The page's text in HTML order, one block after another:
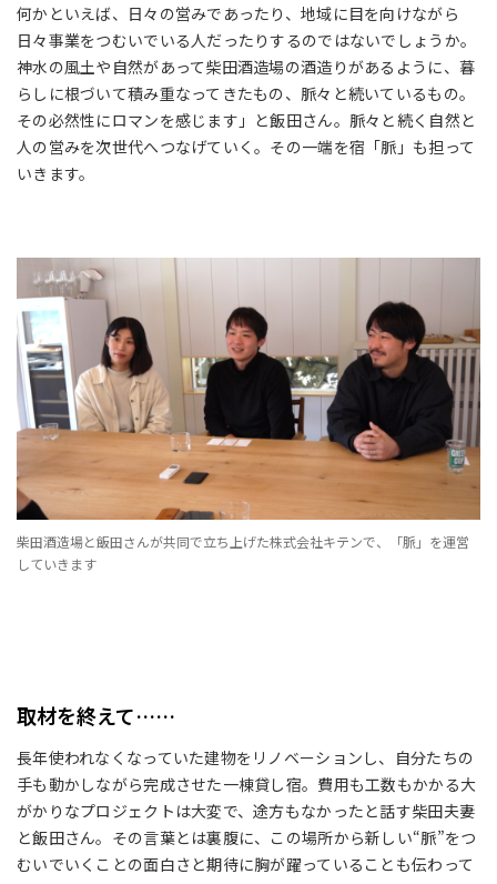
何かといえば、日々の営みであったり、地域に目を向けながら
日々事業をつむいでいる人だったりするのではないでしょうか。
神水の風土や自然があって柴田酒造場の酒造りがあるように、暮
らしに根づいて積み重なってきたもの、脈々と続いているもの。
その必然性にロマンを感じます」と飯田さん。脈々と続く自然と
人の営みを次世代へつなげていく。その一端を宿「脈」も担って
いきます。
柴田酒造場と飯田さんが共同で立ち上げた株式会社キテンで、「脈」を運営
していきます
取材を終えて……
長年使われなくなっていた建物をリノベーションし、自分たちの
手も動かしながら完成させた一棟貸し宿。費用も工数もかかる大
がかりなプロジェクトは大変で、途方もなかったと話す柴田夫妻
と飯田さん。その言葉とは裏腹に、この場所から新しい“脈”をつ
むいでいくことの面白さと期待に胸が躍っていることも伝わって